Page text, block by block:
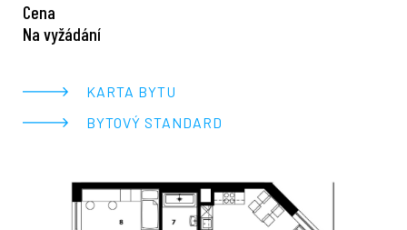
Cena
Na vyžádání
KARTA BYTU
BYTOVÝ STANDARD